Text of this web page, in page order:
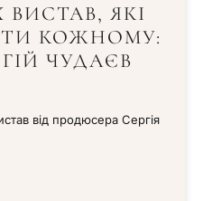
ВИСТАВ, ЯКІ
КОЖНОМУ:
ЧУДАЄВ
від продюсера Сергія